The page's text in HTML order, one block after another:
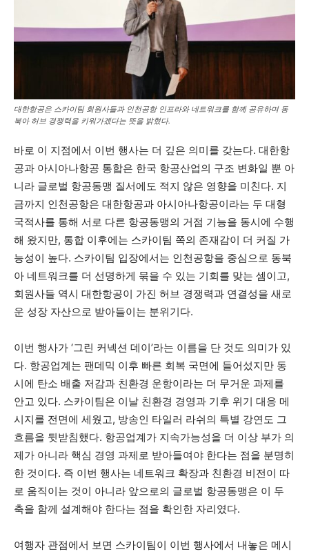
대한항공은 스카이팀 회원사들과 인천공항 인프라와 네트워크를 함께 공유하며 동
북아 허브 경쟁력을 키워가겠다는 뜻을 밝혔다.
바로 이 지점에서 이번 행사는 더 깊은 의미를 갖는다. 대한항
공과 아시아나항공 통합은 한국 항공산업의 구조 변화일 뿐 아
니라 글로벌 항공동맹 질서에도 적지 않은 영향을 미친다. 지
금까지 인천공항은 대한항공과 아시아나항공이라는 두 대형
국적사를 통해 서로 다른 항공동맹의 거점 기능을 동시에 수행
해 왔지만, 통합 이후에는 스카이팀 쪽의 존재감이 더 커질 가
능성이 높다. 스카이팀 입장에서는 인천공항을 중심으로 동북
아 네트워크를 더 선명하게 묶을 수 있는 기회를 맞는 셈이고,
회원사들 역시 대한항공이 가진 허브 경쟁력과 연결성을 새로
운 성장 자산으로 받아들이는 분위기다.
이번 행사가 ‘그린 커넥션 데이’라는 이름을 단 것도 의미가 있
다. 항공업계는 팬데믹 이후 빠른 회복 국면에 들어섰지만 동
시에 탄소 배출 저감과 친환경 운항이라는 더 무거운 과제를
안고 있다. 스카이팀은 이날 친환경 경영과 기후 위기 대응 메
시지를 전면에 세웠고, 방송인 타일러 라쉬의 특별 강연도 그
흐름을 뒷받침했다. 항공업계가 지속가능성을 더 이상 부가 의
제가 아니라 핵심 경영 과제로 받아들여야 한다는 점을 분명히
한 것이다. 즉 이번 행사는 네트워크 확장과 친환경 비전이 따
로 움직이는 것이 아니라 앞으로의 글로벌 항공동맹은 이 두
축을 함께 설계해야 한다는 점을 확인한 자리였다.
여행자 관점에서 보면 스카이팀이 이번 행사에서 내놓은 메시